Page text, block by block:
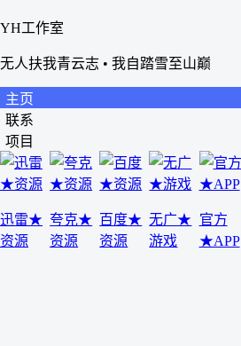
YH工作室
无人扶我青云志 • 我自踏雪至山巅
主页
联系
项目
迅雷★
资源
夸克★
资源
百度★
资源
无广★
游戏
官方
★APP